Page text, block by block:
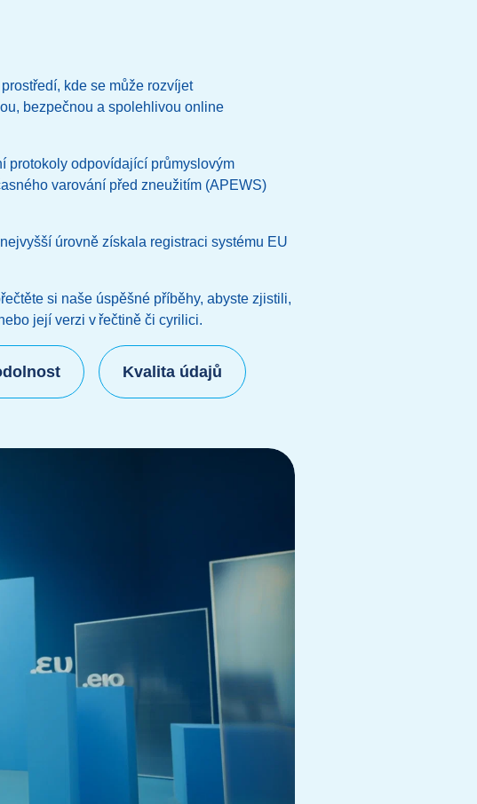
kde se může rozvíjet
bezpečnou a spolehlivou online
protokoly odpovídající průmyslovým
varování před zneužitím (APEWS)
úrovně získala registraci systému EU
si naše úspěšné příběhy, abyste zjistili,
její verzi v řečtině či cyrilici.
Kvalita údajů